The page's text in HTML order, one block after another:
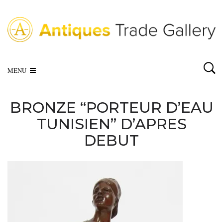
MENU
BRONZE “PORTEUR D’EAU
TUNISIEN” D’APRES
DEBUT